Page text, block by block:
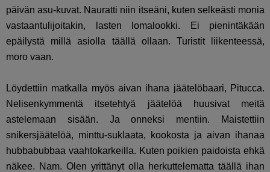
päivän asu-kuvat. Nauratti niin itseäni, kuten selkeästi monia
vastaantulijoitakin, lasten lomalookki. Ei pienintäkään
epäilystä millä asiolla täällä ollaan. Turistit liikenteessä,
moro vaan.
Löydettiin matkalla myös aivan ihana jäätelöbaari, Pitucca.
Nelisenkymmentä itsetehtyä jäätelöä huusivat meitä
astelemaan sisään. Ja onneksi mentiin. Maistettiin
snikersjäätelöä, minttu-suklaata, kookosta ja aivan ihanaa
hubbabubbaa vaahtokarkeilla. Kuten poikien paidoista ehkä
näkee. Nam. Olen yrittänyt olla herkuttelematta täällä ihan